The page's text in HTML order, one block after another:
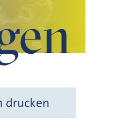
drucken